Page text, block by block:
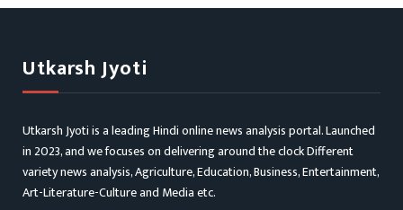
Utkarsh Jyoti
Utkarsh Jyoti is a leading Hindi online news analysis portal. Launched
in 2023, and we focuses on delivering around the clock Different
variety news analysis, Agriculture, Education, Business, Entertainment,
Art-Literature-Culture and Media etc.